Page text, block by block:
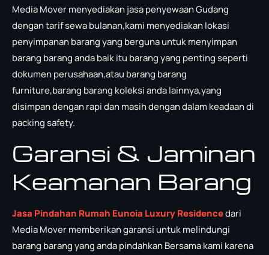
Media Mover menyediakan jasa penyewaan Gudang
dengan tarif sewa bulanan,kami menyediakan lokasi
penyimpanan barang yang berguna untuk menyimpan
barang barang anda baik itu barang yang penting seperti
dokumen perusahaan,atau barang barang
furniture,barang barang koleksi anda lainnya,yang
disimpan dengan rapi dan masih dengan dalam keadaan di
packing safety.
Garansi & Jaminan
Keamanan Barang
Jasa Pindahan Rumah Eunoia Luxury Residencedari
Media Mover memberikan garansi untuk melindungi
barang barang yang anda pindahkan Bersama kami karena